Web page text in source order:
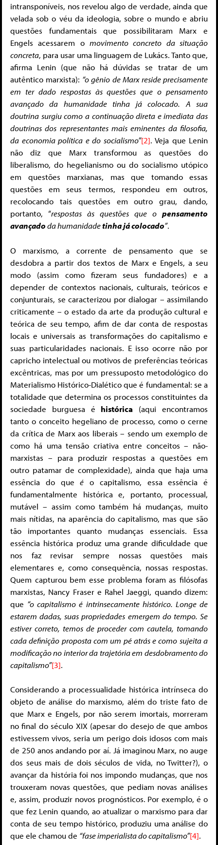
intransponíveis, nos revelou algo de verdade, ainda que
velada sob o véu da ideologia, sobre o mundo e abriu
questões fundamentais que possibilitaram Marx e
Engels acessarem o movimento concreto da situação
concreta, para usar uma linguagem de Lukács. Tanto que,
afirma Lenin (que não há dúvidas se tratar de um
autêntico marxista): “o gênio de Marx reside precisamente
em ter dado respostas às questões que o pensamento
avançado da humanidade tinha já colocado. A sua
doutrina surgiu como a continuação direta e imediata das
doutrinas dos representantes mais eminentes da filosofia,
da economia política e do socialismo”[2]. Veja que Lenin
não diz que Marx transformou as questões do
liberalismo, do hegelianismo ou do socialismo utópico
em questões marxianas, mas que tomando essas
questões em seus termos, respondeu em outros,
recolocando tais questões em outro grau, dando,
portanto, “respostas às questões que o pensamento
avançadoda humanidadetinha já colocado”.
O marxismo, a corrente de pensamento que se
desdobra a partir dos textos de Marx e Engels, a seu
modo (assim como fizeram seus fundadores) e a
depender de contextos nacionais, culturais, teóricos e
conjunturais, se caracterizou por dialogar – assimilando
criticamente – o estado da arte da produção cultural e
teórica de seu tempo, afim de dar conta de respostas
locais e universais as transformações do capitalismo e
suas particularidades nacionais. E isso ocorre não por
capricho intelectual ou motivos de preferências teóricas
excêntricas, mas por um pressuposto metodológico do
Materialismo Histórico-Dialético que é fundamental: se a
totalidade que determina os processos constituintes da
sociedade burguesa é histórica (aqui encontramos
tanto o conceito hegeliano de processo, como o cerne
da crítica de Marx aos liberais – sendo um exemplo de
como há uma tensão criativa entre conceitos – não-
marxistas – para produzir respostas a questões em
outro patamar de complexidade), ainda que haja uma
essência do queé o capitalismo, essa essência é
fundamentalmente histórica e, portanto, processual,
mutável – assim como também há mudanças, muito
mais nítidas, na aparência do capitalismo, mas que são
tão importantes quanto mudanças essenciais. Essa
essência histórica produz uma grande dificuldade que
nos faz revisar sempre nossas questões mais
elementares e, como consequência, nossas respostas.
Quem capturou bem esse problema foram as filósofas
marxistas, Nancy Fraser e Rahel Jaeggi, quando dizem:
que “o capitalismo é intrinsecamente histórico. Longe de
estarem dadas, suas propriedades emergem do tempo. Se
estiver correto, temos de proceder com cautela, tomando
cada definição proposta com um pé atrás e como sujeita a
modificação no interior da trajetória em desdobramento do
capitalismo”[3].
Considerando a processualidade histórica intrínseca do
objeto de análise do marxismo, além do triste fato de
que Marx e Engels, por não serem imortais, morreram
no final do século XIX (apesar do desejo de que ambos
estivessem vivos, seria um perigo dois idosos com mais
de 250 anos andando por aí. Já imaginou Marx, no auge
dos seus mais de dois séculos de vida, no Twitter?), o
avançar da história foi nos impondo mudanças, que nos
trouxeram novas questões, que pediam novas análises
e, assim, produzir novos prognósticos. Por exemplo, é o
que fez Lenin quando, ao atualizar o marxismo para dar
conta de seu tempo histórico, produziu uma análise do
que ele chamou de “fase imperialista do capitalismo”[4].